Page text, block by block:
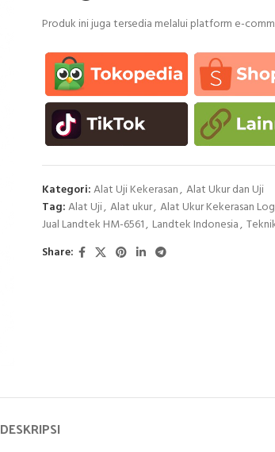
Produk ini juga tersedia melalui platform e-
Kategori:Alat Uji Kekerasan, Alat Ukur dan Uji
Tag:Alat Uji, Alat ukur, Alat Ukur Kekerasan
Jual Landtek HM-6561, Landtek Indonesia,
Share:
DESKRIPSI